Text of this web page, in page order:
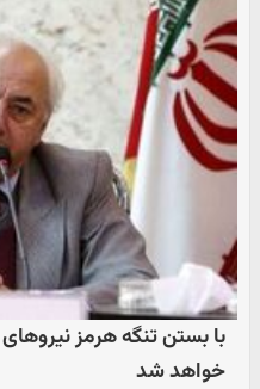
با بستن تنگه هرمز
خواهد شد